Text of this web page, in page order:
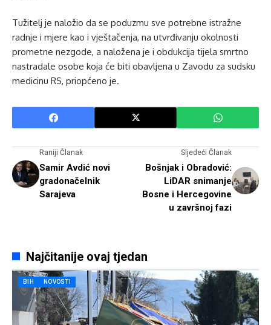
Tužitelj je naložio da se poduzmu sve potrebne istražne
radnje i mjere kao i vještačenja, na utvrđivanju okolnosti
prometne nezgode, a naložena je i obdukcija tijela smrtno
nastradale osobe koja će biti obavljena u Zavodu za sudsku
medicinu RS, priopćeno je.
Raniji Članak
Samir Avdić novi
gradonačelnik
Sarajeva
Sljedeći Članak
Bošnjak i Obradović:
LiDAR snimanje
Bosne i Hercegovine
u završnoj fazi
Najčitanije ovaj tjedan
BIH NOVOSTI